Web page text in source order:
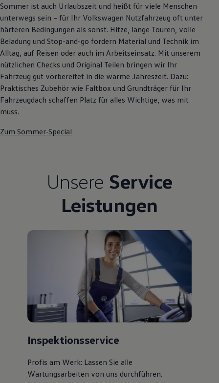
Vanlife
Ratgeber
Routen & Reisen
California Reisen & Erlebnisse
California App
California Lifestyle & Zubehör
Übernachten im California
Marke
Unternehmen
Karriere
Karriere im Unternehmen
Karriere im Autohaus
Gesellschaft
Natur
Fahrzeugabholung ab Werk
Sommer ist auch Urlaubszeit und heißt für viele Menschen
unterwegs sein – für Ihr Volkswagen Nutzfahrzeug oft unter
härteren Bedingungen als sonst. Hitze, lange Touren, volle
Beladung und Stop-and-go fordern Material und Technik im
Alltag, auf Reisen oder auch im Arbeitseinsatz. Mit unserem
nützlichen Checks und Original Teilen bringen wir Ihr
Fahrzeug gut vorbereitet in die warme Jahreszeit. Dazu:
Praktisches Zubehör wie Faltbox und Grundträger für Ihr
Fahrzeugdach schaffen Platz für alles Wichtige, was mit
muss.
Zum Sommer-Special
Unsere Service
Leistungen
Inspektionsservice
Profis am Werk: Lassen Sie alle
Wartungsarbeiten von uns durchführen.